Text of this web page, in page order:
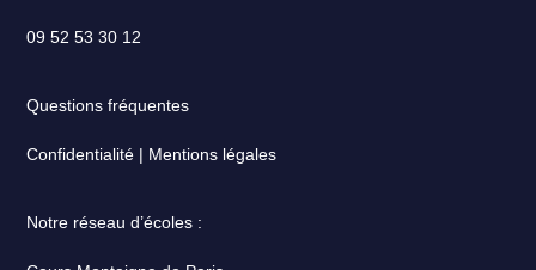
09 52 53 30 12
Questions fréquentes
Confidentialité | Mentions légales
Notre réseau d’écoles :